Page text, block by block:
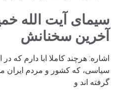
سیمای آیت الله
آخرین سخنانش
اشاره: هرچند کاملا ابا دارم که
سیاسی، که کشور و مردم ایران
گرفته اند و